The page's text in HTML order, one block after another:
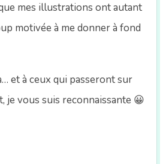
mes illustrations ont autant
motivée à me donner à fond
et à ceux qui passeront sur
je vous suis reconnaissante 😀